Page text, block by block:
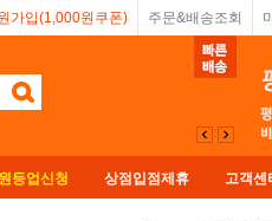
가입(1,000원쿠폰) 주문&배송조회
등업신청 상점입점제휴 고객센